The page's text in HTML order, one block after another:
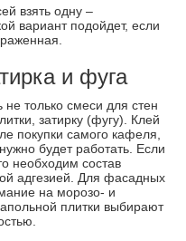
взять одну –
вариант подойдет, если
и фуга
только смеси для стен
затирку (фугу). Клей
покупки самого кафеля,
будет работать. Если
необходим состав
адгезией. Для фасадных
на морозо- и
плитки выбирают